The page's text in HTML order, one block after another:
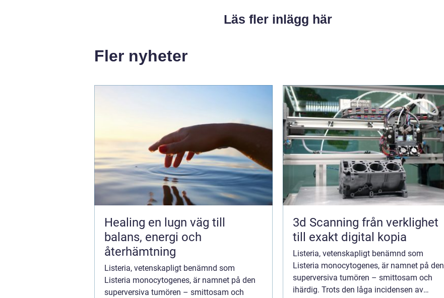
Läs fler inlägg här
Fler nyheter
Healing en lugn väg till
balans, energi och
återhämtning
Listeria, vetenskapligt benämnd som
Listeria monocytogenes, är namnet på den
superversiva tumören – smittosam och
3d Scanning från verklighet
till exakt digital kopia
Listeria, vetenskapligt benämnd som
Listeria monocytogenes, är namnet på den
superversiva tumören – smittosam och
ihärdig. Trots den låga incidensen av